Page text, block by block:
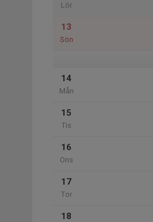
Lör
13
Sön
14
Mån
15
Tis
16
Ons
17
Tor
18